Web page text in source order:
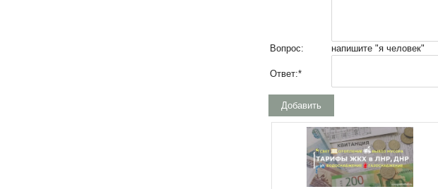
Вопрос: напишите "я человек"
Ответ:*
Добавить